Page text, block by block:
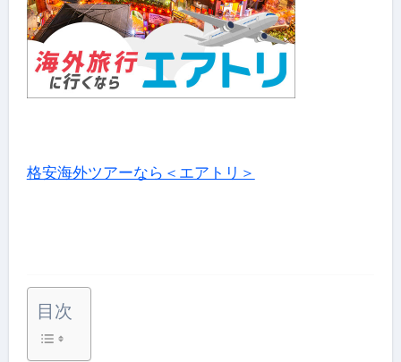
格安海外ツアーなら＜エアトリ＞
目次